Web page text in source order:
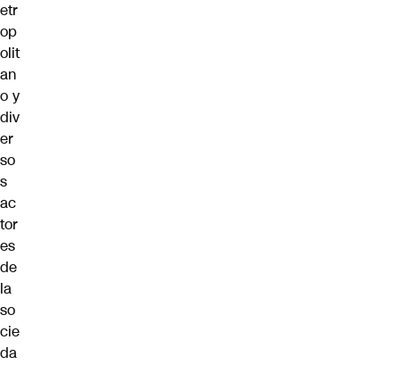
etr
op
olit
an
o y
div
er
so
s
ac
tor
es
de
la
so
cie
da